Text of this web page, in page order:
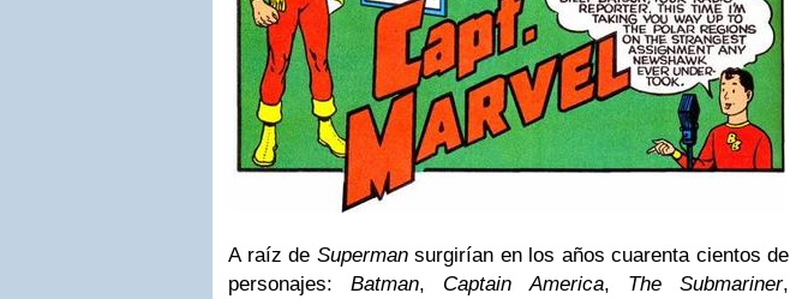
A raíz de Supermansurgirían en los años cuarenta cientos de
personajes: Batman, Captain America, The Submariner,